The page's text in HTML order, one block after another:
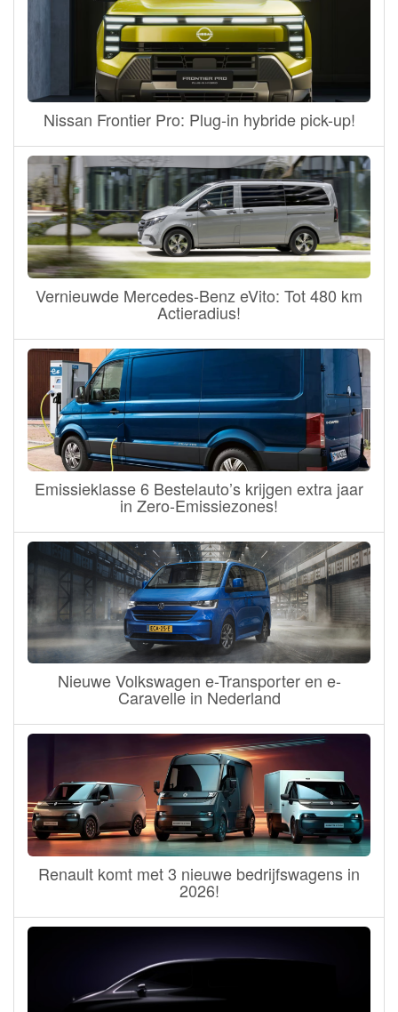
Nissan Frontier Pro: Plug-in hybride pick-up!
Vernieuwde Mercedes-Benz eVito: Tot 480 km
Actieradius!
Emissieklasse 6 Bestelauto’s krijgen extra jaar
in Zero-Emissiezones!
Nieuwe Volkswagen e-Transporter en e-
Caravelle in Nederland
Renault komt met 3 nieuwe bedrijfswagens in
2026!